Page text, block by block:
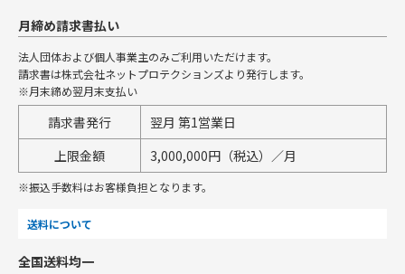
月締め請求書払い
法人団体および個人事業主のみご利用いただけます。
請求書は株式会社ネットプロテクションズより発行します。
※月末締め翌月末支払い
請求書発行
翌月 第1営業日
上限金額
3,000,000円（税込）／月
※振込手数料はお客様負担となります。
送料について
全国送料均一